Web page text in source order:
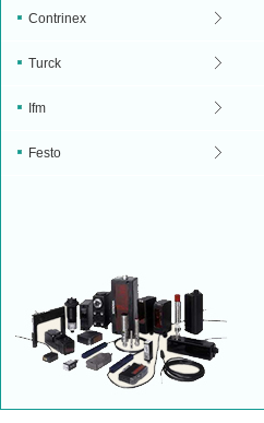
Contrinex
Turck
Ifm
Festo